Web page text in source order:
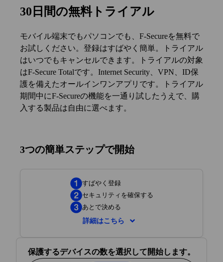
作成します。
大5台のデバイスを設定し、アプリをダウンロ
ードします。
F‑Secureを無料でお試しください ― トライア
ル期間中、選択した製品を無料でテストできま
す。
あなた次第― 条件はありません。私たちと同
30日間の無料トライアル
モバイル端末でもパソコンでも、F‑Secureを無料で
お試しください。登録はすばやく簡単。トライアル
はいつでもキャンセルできます。トライアルの対象
はF‑Secure Totalです。Internet Security、VPN、ID保
護を備えたオールインワンアプリです。トライアル
期間中にF‑Secureの機能を一通り試したうえで、購
入する製品は自由に選べます。
3つの簡単ステップで開始
すばやく登録
セキュリティを確保する
あとで決める
詳細はこちら
を入力します。アカウントを作成し、わず
保護するデバイスの数を選択して開始します。